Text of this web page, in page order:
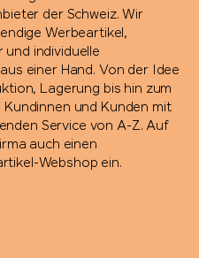
der Schweiz. Wir
Werbeartikel,
individuelle
einer Hand. Von der Idee
Lagerung bis hin zum
und Kunden mit
Service von A-Z. Auf
auch einen
Webshop ein.